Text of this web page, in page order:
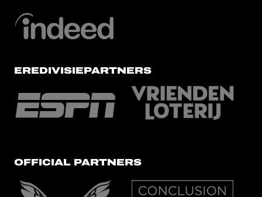
EREDIVISIEPARTNERS
OFFICIAL PARTNERS